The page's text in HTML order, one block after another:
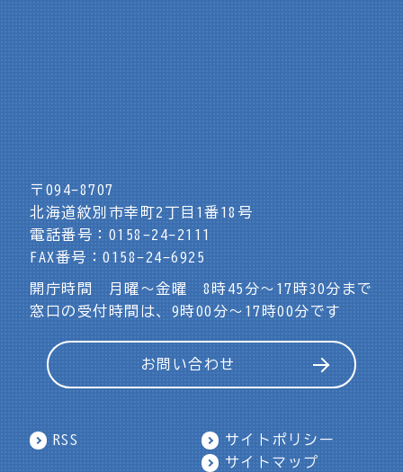
〒094-8707
北海道紋別市幸町2丁目1番18号
電話番号：0158-24-2111
FAX番号：0158-24-6925
開庁時間 月曜～金曜 8時45分～17時30分まで
窓口の受付時間は、9時00分～17時00分です
お問い合わせ
RSS
サイトポリシー
サイトマップ